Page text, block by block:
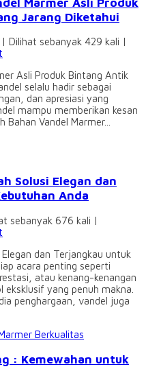
Jarang Diketahui
Dilihat sebanyak 429 kali |
Asli Produk Bintang Antik
selalu hadir sebagai
dan apresiasi yang
mampu memberikan kesan
Bahan Vandel Marmer...
Solusi Elegan dan
Anda
sebanyak 676 kali |
dan Terjangkau untuk
acara penting seperti
atau kenang-kenangan
yang penuh makna.
penghargaan, vandel juga
: Kemewahan untuk